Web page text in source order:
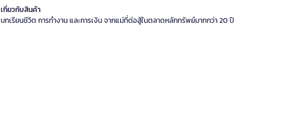
เกี่ยวกับสินค้า
บทเรียนชีวิต การทำงาน และการเงิน จากแม่ที่ต่อสู้ในตลาดหลักทรัพย์มากกว่า 20 ปี